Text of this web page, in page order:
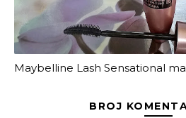
Maybelline Lash Sensational
BROJ